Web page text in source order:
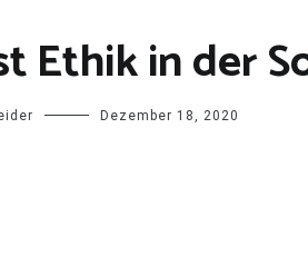
Ethik in der
Dezember 18, 2020